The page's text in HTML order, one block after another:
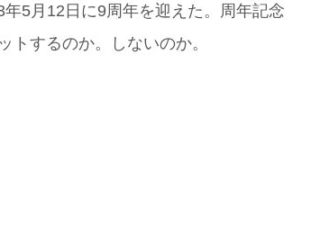
5月12日に9周年を迎えた。周年記念
トするのか。しないのか。